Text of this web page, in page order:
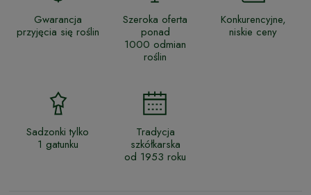
Gwarancja
przyjęcia się roślin
Szeroka oferta
ponad
1000 odmian
roślin
Konkurencyjne,
niskie ceny
Sadzonki tylko
1 gatunku
Tradycja
szkółkarska
od 1953 roku